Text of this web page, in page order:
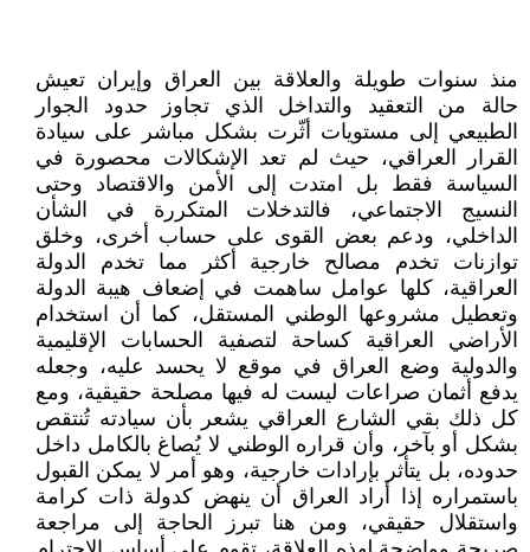
منذ سنوات طويلة والعلاقة بين العراق وإيران تعيش
حالة من التعقيد والتداخل الذي تجاوز حدود الجوار
الطبيعي إلى مستويات أثّرت بشكل مباشر على سيادة
القرار العراقي، حيث لم تعد الإشكالات محصورة في
السياسة فقط بل امتدت إلى الأمن والاقتصاد وحتى
النسيج الاجتماعي، فالتدخلات المتكررة في الشأن
الداخلي، ودعم بعض القوى على حساب أخرى، وخلق
توازنات تخدم مصالح خارجية أكثر مما تخدم الدولة
العراقية، كلها عوامل ساهمت في إضعاف هيبة الدولة
وتعطيل مشروعها الوطني المستقل، كما أن استخدام
الأراضي العراقية كساحة لتصفية الحسابات الإقليمية
والدولية وضع العراق في موقع لا يحسد عليه، وجعله
يدفع أثمان صراعات ليست له فيها مصلحة حقيقية، ومع
كل ذلك بقي الشارع العراقي يشعر بأن سيادته تُنتقص
بشكل أو بآخر، وأن قراره الوطني لا يُصاغ بالكامل داخل
حدوده، بل يتأثر بإرادات خارجية، وهو أمر لا يمكن القبول
باستمراره إذا أراد العراق أن ينهض كدولة ذات كرامة
واستقلال حقيقي، ومن هنا تبرز الحاجة إلى مراجعة